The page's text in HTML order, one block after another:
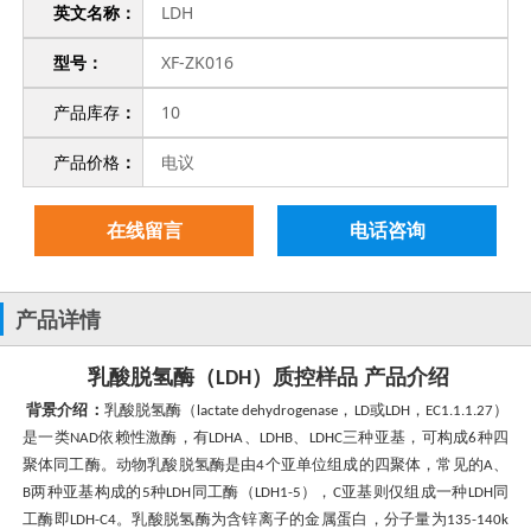
英文名称： LDH
型号： XF-ZK016
产品库存 ： 10
产品价格 ： 电议
在线留言 电话咨询
产品详情
乳酸脱氢酶（LDH）质控样品 产品介绍
背景介绍： 乳酸脱氢酶（ lactate dehydrogenase ， LD或LDH， EC1.1.1.27）
是一类NAD依赖性激酶，有LDHA、LDHB、 LDHC三种亚基，可构成6种四
聚体同工酶。动物乳酸脱氢酶是由4个亚单位组成的四聚体，常见的A、
B两种亚基构成的5种LDH 同工酶（LDH1-5 ）， C亚基则仅组成一种LDH同
工酶即LDH-C4。乳酸脱氢酶为含锌离子的金属蛋白，分子量为135-140k